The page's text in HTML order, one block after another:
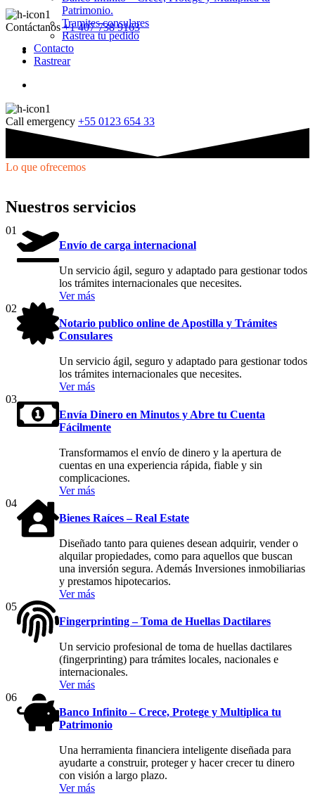
Contáctanos +1 407 738 9163
Patrimonio.
Tramites consulares
Rastrea tu pedido
Contacto
Rastrear
Call emergency +55 0123 654 33
Lo que ofrecemos
Nuestros servicios
01
Envío de carga internacional
Un servicio ágil, seguro y adaptado para gestionar todos
los trámites internacionales que necesites.
Ver más
02
Notario publico online de Apostilla y Trámites
Consulares
Un servicio ágil, seguro y adaptado para gestionar todos
los trámites internacionales que necesites.
Ver más
03
Envía Dinero en Minutos y Abre tu Cuenta
Fácilmente
Transformamos el envío de dinero y la apertura de
cuentas en una experiencia rápida, fiable y sin
complicaciones.
Ver más
04
Bienes Raíces – Real Estate
Diseñado tanto para quienes desean adquirir, vender o
alquilar propiedades, como para aquellos que buscan
una inversión segura. Además Inversiones inmobiliarias
y prestamos hipotecarios.
Ver más
05
Fingerprinting – Toma de Huellas Dactilares
Un servicio profesional de toma de huellas dactilares
(fingerprinting) para trámites locales, nacionales e
internacionales.
Ver más
06
Banco Infinito – Crece, Protege y Multiplica tu
Patrimonio
Una herramienta financiera inteligente diseñada para
ayudarte a construir, proteger y hacer crecer tu dinero
con visión a largo plazo.
Ver más